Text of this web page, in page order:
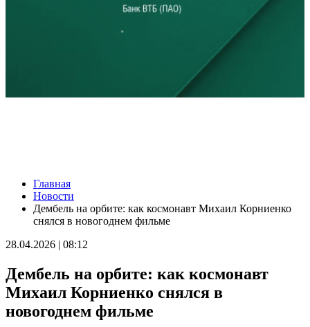
Производитель напитков из Самарской области наращивает
объемы производства и расширяет географию поставок
07.08.2026 | 14:36
Самарские юноши принимают участие в Юнармейских
07.08.2026 | 14:34
07.08.2026 | 14:24
70-летний самарец сядет на 7,5 лет за жестокое убийство
знакомого
07.08.2026 | 14:04
Тольяттинец замахнулся на соседку топором из-за шумного
Главная
Новости
Дембель на орбите: как космонавт Михаил Корниенко
снялся в новогоднем фильме
28.04.2026 | 08:12
Дембель на орбите: как космонавт
Михаил Корниенко снялся в
новогоднем фильме